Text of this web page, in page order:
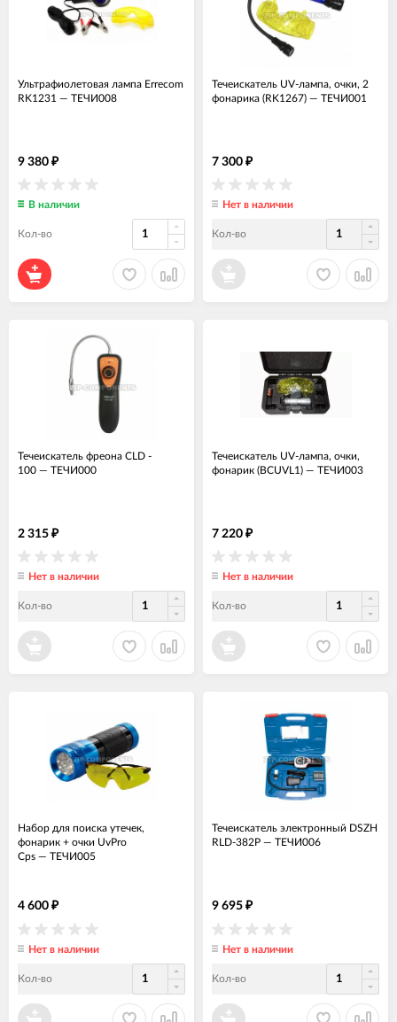
Ультрафиолетовая лампа Errecom
RK1231 — ТЕЧИ008
9 380 ₽
В наличии
Кол-во
Течеискатель UV-лампа, очки, 2
фонарика (RK1267) — ТЕЧИ001
7 300 ₽
Нет в наличии
Кол-во
Течеискатель фреона CLD -
100 — ТЕЧИ000
2 315 ₽
Нет в наличии
Кол-во
Течеискатель UV-лампа, очки,
фонарик (BCUVL1) — ТЕЧИ003
7 220 ₽
Нет в наличии
Кол-во
Набор для поиска утечек,
фонарик + очки UvPro
Cps — ТЕЧИ005
4 600 ₽
Нет в наличии
Кол-во
Течеискатель электронный DSZH
RLD-382P — ТЕЧИ006
9 695 ₽
Нет в наличии
Кол-во